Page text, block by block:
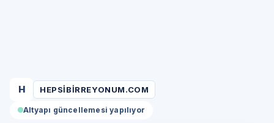
H HEPSIBIRREYONUM.COM
Altyapı güncellemesi yapılıyor